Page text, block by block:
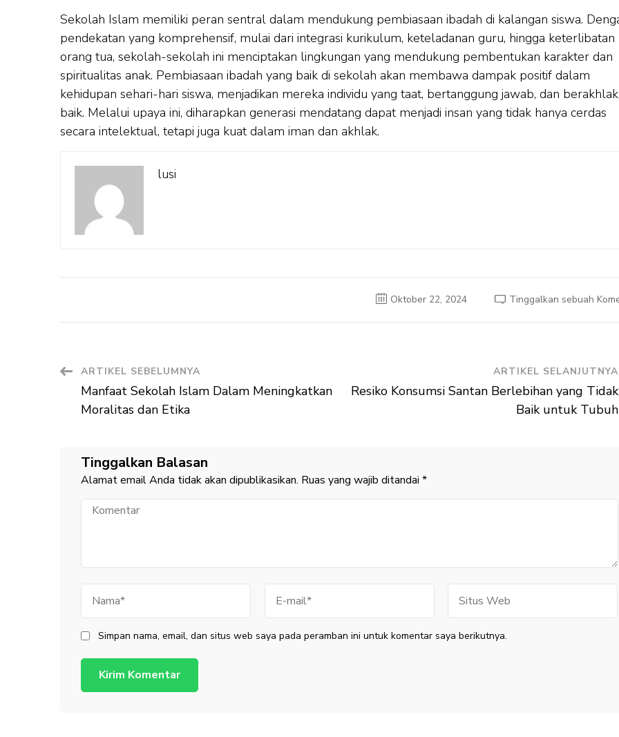
Sekolah Islam memiliki peran sentral dalam mendukung pembiasaan ibadah di kalangan siswa.
pendekatan yang komprehensif, mulai dari integrasi kurikulum, keteladanan guru, hingga keterlibatan
orang tua, sekolah-sekolah ini menciptakan lingkungan yang mendukung pembentukan karakter dan
spiritualitas anak. Pembiasaan ibadah yang baik di sekolah akan membawa dampak positif dalam
kehidupan sehari-hari siswa, menjadikan mereka individu yang taat, bertanggung jawab, dan berakhlak
baik. Melalui upaya ini, diharapkan generasi mendatang dapat menjadi insan yang tidak hanya cerdas
secara intelektual, tetapi juga kuat dalam iman dan akhlak.
lusi
Oktober 22, 2024 Tinggalkan sebuah
Navigasi
Artikel
ARTIKEL SEBELUMNYA
Manfaat Sekolah Islam Dalam Meningkatkan
Moralitas dan Etika
ARTIKEL SELANJUTNYA
Resiko Konsumsi Santan Berlebihan yang Tidak
Baik untuk Tubuh
Tinggalkan Balasan
Alamat email Anda tidak akan dipublikasikan. Ruas yang wajib ditandai *
Komentar
mail
Web
Simpan nama, email, dan situs web saya pada peramban ini untuk komentar saya berikutnya.